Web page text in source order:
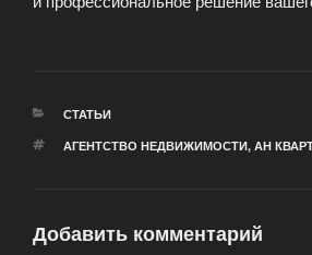
РУБРИКИ
СТАТЬИ
МЕТКИ
АГЕНТСТВО НЕДВИЖИМОСТИ, АН
Добавить комментарий